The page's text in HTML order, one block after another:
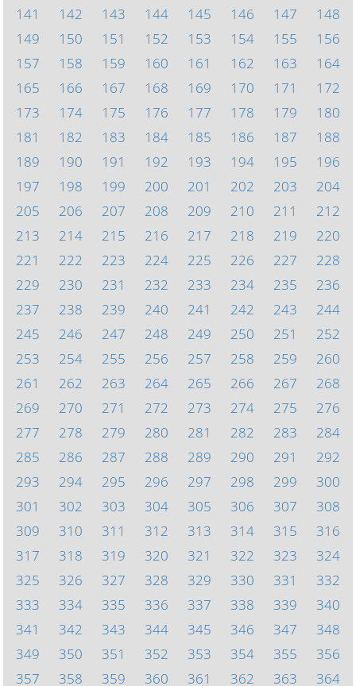
141
142 143 144 145 146 147
148
149
150 151 152 153 154 155
156
157
158 159 160 161 162 163
164
165
166 167 168 169 170 171
172
173
174 175 176 177 178 179
180
181
182 183 184 185 186 187
188
189
190 191 192 193 194 195
196
197
198 199 200 201 202 203
204
205
206 207 208 209 210 211
212
213
214 215 216 217 218 219
220
221
222 223 224 225 226 227
228
229
230 231 232 233 234 235
236
237
238 239 240 241 242 243
244
245
246 247 248 249 250 251
252
253
254 255 256 257 258 259
260
261
262 263 264 265 266 267
268
269
270 271 272 273 274 275
276
277
278 279 280 281 282 283
284
285
286 287 288 289 290 291
292
293
294 295 296 297 298 299
300
301
302 303 304 305 306 307
308
309
310 311 312 313 314 315
316
317
318 319 320 321 322 323
324
325
326 327 328 329 330 331
332
333
334 335 336 337 338 339
340
341
342 343 344 345 346 347
348
349
350 351 352 353 354 355
356
357
358 359 360 361 362 363 364